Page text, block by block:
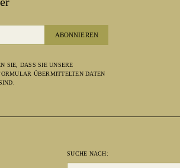
ABONNIEREN
SIE, DASS SIE UNSERE
ÜBERMITTELTEN DATEN
SUCHE NACH: